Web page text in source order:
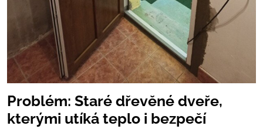
Problém: Staré dřevěné dveře,
kterými utíká teplo i bezpečí